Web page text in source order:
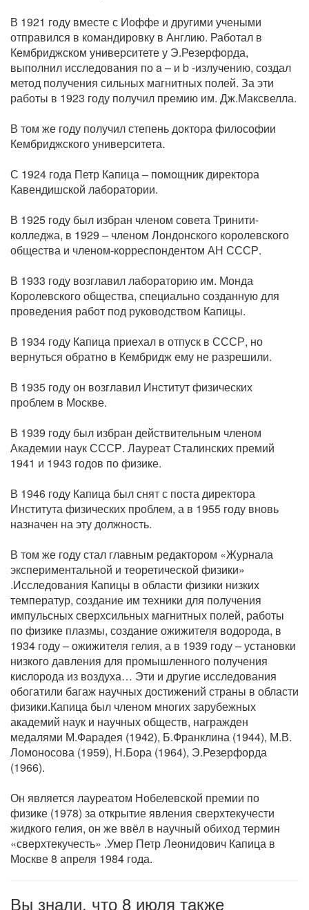
В 1921 году вместе с Иоффе и другими учеными
отправился в командировку в Англию. Работал в
Кембриджском университете у Э.Резерфорда,
выполнил исследования по a – и b -излучению, создал
метод получения сильных магнитных полей. За эти
работы в 1923 году получил премию им. Дж.Максвелла.
В том же году получил степень доктора философии
Кембриджского университета.
С 1924 года Петр Капица – помощник директора
Кавендишской лаборатории.
В 1925 году был избран членом совета Тринити-
колледжа, в 1929 – членом Лондонского королевского
общества и членом-корреспондентом АН СССР.
В 1933 году возглавил лабораторию им. Монда
Королевского общества, специально созданную для
проведения работ под руководством Капицы.
В 1934 году Капица приехал в отпуск в СССР, но
вернуться обратно в Кембридж ему не разрешили.
В 1935 году он возглавил Институт физических
проблем в Москве.
В 1939 году был избран действительным членом
Академии наук СССР. Лауреат Сталинских премий
1941 и 1943 годов по физике.
В 1946 году Капица был снят с поста директора
Института физических проблем, а в 1955 году вновь
назначен на эту должность.
В том же году стал главным редактором «Журнала
экспериментальной и теоретической физики»
.Исследования Капицы в области физики низких
температур, создание им техники для получения
импульсных сверхсильных магнитных полей, работы
по физике плазмы, создание ожижителя водорода, в
1934 году – ожижителя гелия, а в 1939 году – установки
низкого давления для промышленного получения
кислорода из воздуха… Эти и другие исследования
обогатили багаж научных достижений страны в области
физики.Капица был членом многих зарубежных
академий наук и научных обществ, награжден
медалями М.Фарадея (1942), Б.Франклина (1944), М.В.
Ломоносова (1959), Н.Бора (1964), Э.Резерфорда
(1966).
Он является лауреатом Нобелевской премии по
физике (1978) за открытие явления сверхтекучести
жидкого гелия, он же ввёл в научный обиход термин
«сверхтекучесть» .Умер Петр Леонидович Капица в
Москве 8 апреля 1984 года.
Вы знали, что 8 июля также